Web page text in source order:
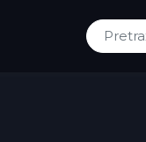
Traži: